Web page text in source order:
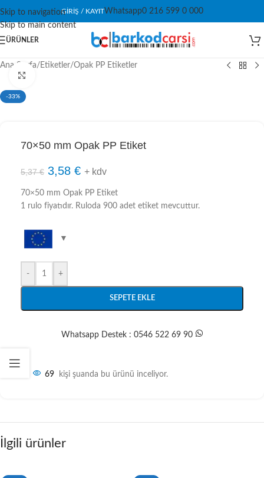
Skip to navigation
Skip to main content
GIRIŞ / KAYITWhatsapp0 216 599 0 000
ÜRÜNLER
Ana Sayfa/ Etiketler/Opak PP Etiketler
-33%
70×50 mm Opak PP Etiket
5,37€ 3,58 € + kdv
70×50 mm Opak PP Etiket
1 rulo fiyatıdır. Ruloda 900 adet etiket mevcuttur.
- +
SEPETE EKLE
Whatsapp Destek : 0546 522 69 90
69 kişi şuanda bu ürünü inceliyor.
İlgili ürünler